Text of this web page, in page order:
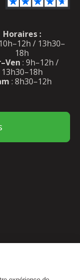
Horaires :
/ 13h30–
18h
: 9h–12h /
13h30–18h
: 8h30–12h